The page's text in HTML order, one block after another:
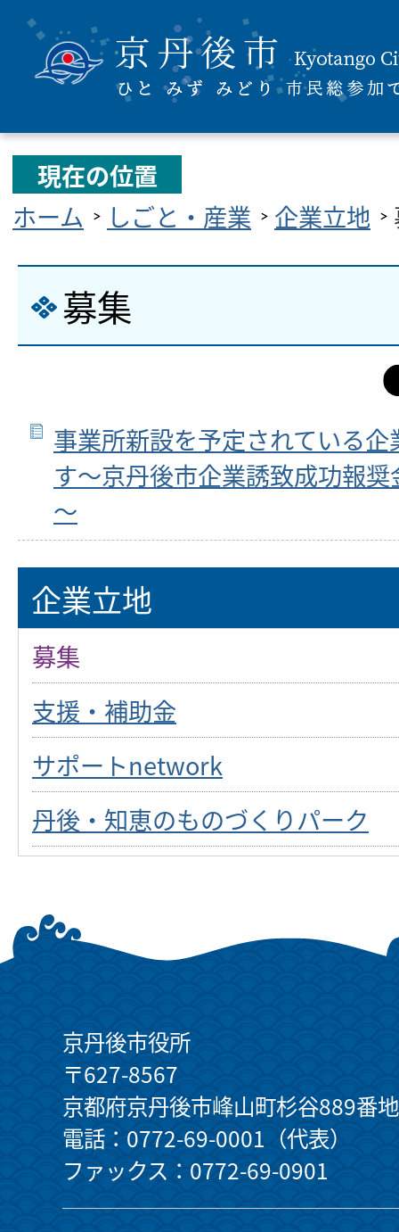
現在の位置
ホーム
しごと・産業 企業立地
募集
事業所新設を予定されている
す～京丹後市企業誘致成功報
～
企業立地
募集
支援・補助金
サポートnetwork
丹後・知恵のものづくりパーク
京丹後市役所
〒627-8567
京都府京丹後市峰山町杉谷889番地
電話：0772-69-0001（代表）
ファックス：0772-69-0901